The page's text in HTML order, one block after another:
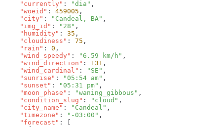
    "currently"
: "dia"
    "woeid"
: 459005
    "city"
: "Candeal, BA"
    "img_id"
: "28"
    "humidity"
: 35
    "cloudiness"
: 75
    "rain"
: 0
    "wind_speedy"
: "6.59 km/h"
    "wind_direction"
: 131
    "wind_cardinal"
: "SE"
    "sunrise"
: "05:54 am"
    "sunset"
: "05:31 pm"
    "moon_phase"
: "waning_gibbous"
    "condition_slug"
: "cloud"
    "city_name"
: "Candeal"
    "timezone"
: "-03:00"
    "forecast"